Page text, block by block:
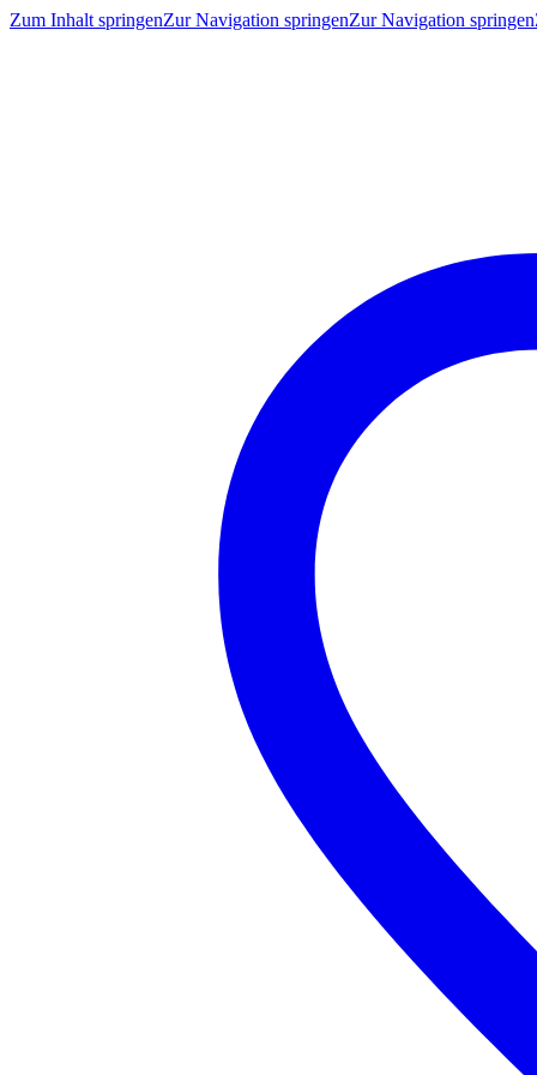
Zum Inhalt springenZur Navigation springenZur Navigation springen